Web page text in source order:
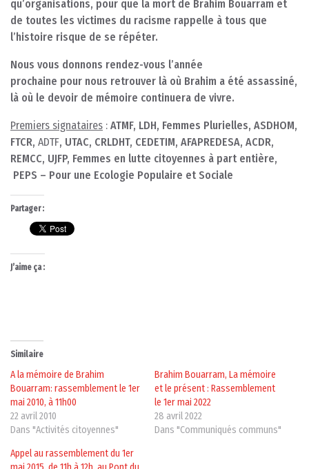
qu’organisations, pour que la mort de Brahim Bouarram et
de toutes les victimes du racisme rappelle à tous que
l’histoire risque de se répéter.
Nous vous donnons rendez-vous l’année
prochaine pour nous retrouver là où Brahim a été assassiné,
là où le devoir de mémoire continuera de vivre.
Premiers signataires : ATMF, LDH, Femmes Plurielles, ASDHOM,
FTCR, ADTF, UTAC, CRLDHT, CEDETIM, AFAPREDESA, ACDR,
REMCC, UJFP, Femmes en lutte citoyennes à part entière,
PEPS – Pour une Ecologie Populaire et Sociale
Partager :
J’aime ça :
Similaire
A la mémoire de Brahim
Bouarram: rassemblement le 1er
mai 2010, à 11h00
22 avril 2010
Dans "Activités citoyennes"
Brahim Bouarram, La mémoire
et le présent : Rassemblement
le 1er mai 2022
28 avril 2022
Dans "Communiqués communs"
Appel au rassemblement du 1er